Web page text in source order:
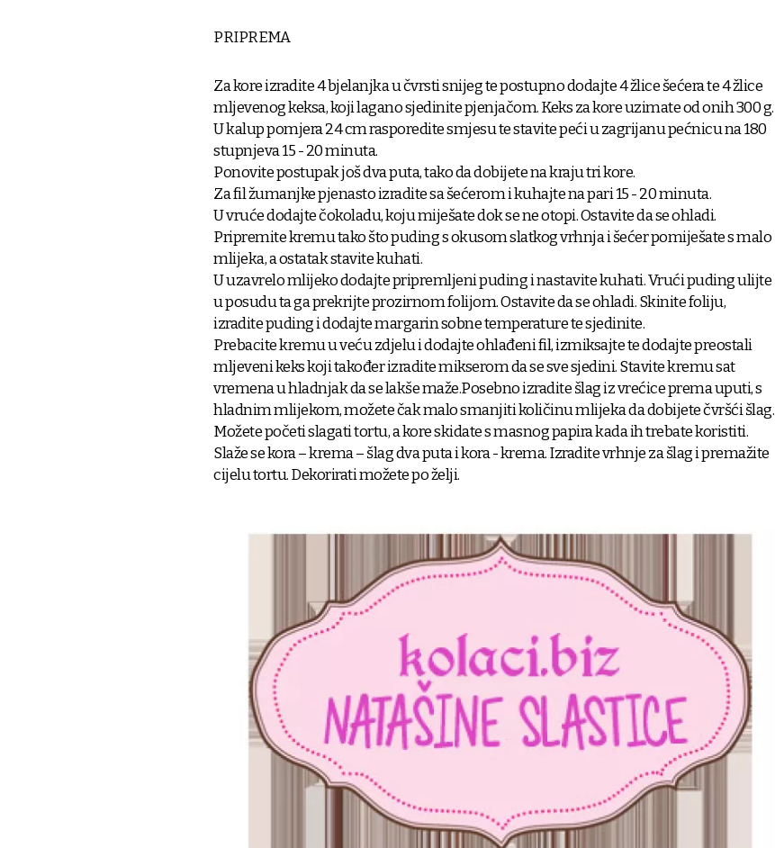
PRIPREMA
Za kore izradite 4 bjelanjka u čvrsti snijeg te postupno dodajte 4 žlice šećera te 4 žlice
mljevenog keksa, koji lagano sjedinite pjenjačom. Keks za kore uzimate od onih 300 g.
U kalup pomjera 24 cm rasporedite smjesu te stavite peći u zagrijanu pećnicu na 180
stupnjeva 15 - 20 minuta.
Ponovite postupak još dva puta, tako da dobijete na kraju tri kore.
Za fil žumanjke pjenasto izradite sa šećerom i kuhajte na pari 15 - 20 minuta.
U vruće dodajte čokoladu, koju miješate dok se ne otopi. Ostavite da se ohladi.
Pripremite kremu tako što puding s okusom slatkog vrhnja i šećer pomiješate s malo
mlijeka, a ostatak stavite kuhati.
U uzavrelo mlijeko dodajte pripremljeni puding i nastavite kuhati. Vrući puding ulijte
u posudu ta ga prekrijte prozirnom folijom. Ostavite da se ohladi. Skinite foliju,
izradite puding i dodajte margarin sobne temperature te sjedinite.
Prebacite kremu u veću zdjelu i dodajte ohlađeni fil, izmiksajte te dodajte preostali
mljeveni keks koji također izradite mikserom da se sve sjedini. Stavite kremu sat
vremena u hladnjak da se lakše maže.Posebno izradite šlag iz vrećice prema uputi, s
hladnim mlijekom, možete čak malo smanjiti količinu mlijeka da dobijete čvršći šlag.
Možete početi slagati tortu, a kore skidate s masnog papira kada ih trebate koristiti.
Slaže se kora – krema – šlag dva puta i kora - krema. Izradite vrhnje za šlag i premažite
cijelu tortu. Dekorirati možete po želji.